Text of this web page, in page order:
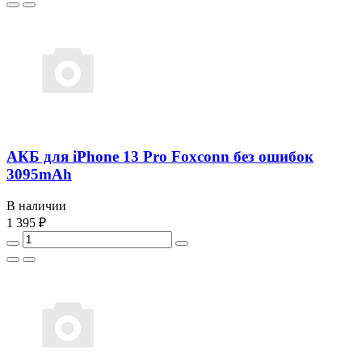
АКБ для iPhone 13 Pro Foxconn без ошибок
3095mAh
В наличии
1 395 ₽